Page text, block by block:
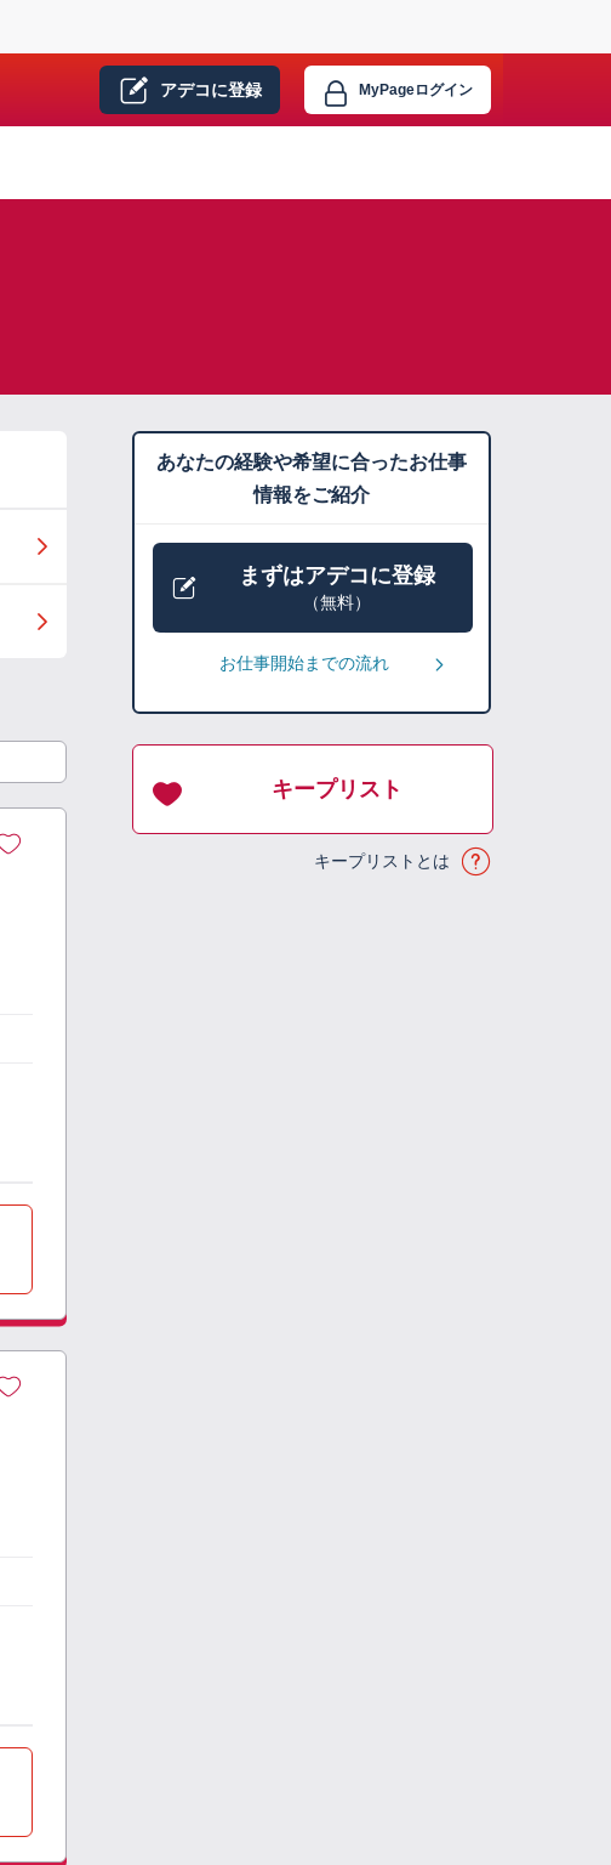
アデコに登録 MyPageログイン
あなたの経験や希望に合ったお仕事
情報をご紹介
まずはアデコに登録
（無料）
お仕事開始までの流れ
キープリスト
キープリストとは